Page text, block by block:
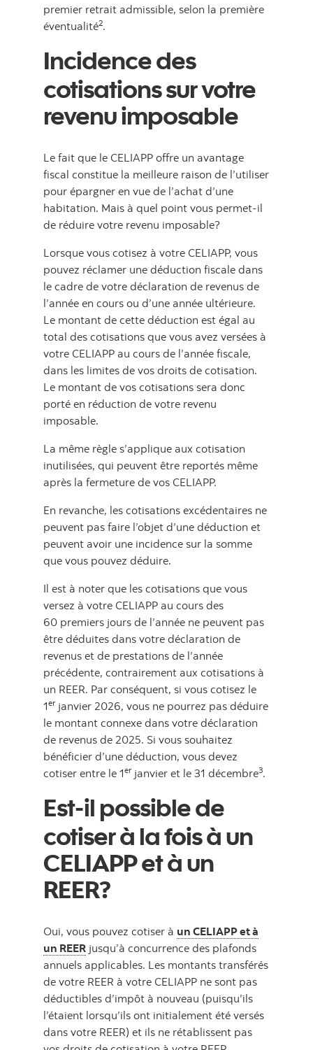
premier retrait admissible, selon la première
éventualité2.
Incidence des
cotisations sur votre
revenu imposable
Le fait que le CELIAPP offre un avantage
fiscal constitue la meilleure raison de l’utiliser
pour épargner en vue de l’achat d’une
habitation. Mais à quel point vous permet-il
de réduire votre revenu imposable?
Lorsque vous cotisez à votre CELIAPP, vous
pouvez réclamer une déduction fiscale dans
le cadre de votre déclaration de revenus de
l’année en cours ou d’une année ultérieure.
Le montant de cette déduction est égal au
total des cotisations que vous avez versées à
votre CELIAPP au cours de l’année fiscale,
dans les limites de vos droits de cotisation.
Le montant de vos cotisations sera donc
porté en réduction de votre revenu
imposable.
La même règle s’applique aux cotisation
inutilisées, qui peuvent être reportés même
après la fermeture de vos CELIAPP.
En revanche, les cotisations excédentaires ne
peuvent pas faire l’objet d’une déduction et
peuvent avoir une incidence sur la somme
que vous pouvez déduire.
Il est à noter que les cotisations que vous
versez à votre CELIAPP au cours des
60 premiers jours de l’année ne peuvent pas
être déduites dans votre déclaration de
revenus et de prestations de l’année
précédente, contrairement aux cotisations à
un REER. Par conséquent, si vous cotisez le
1erjanvier 2026, vous ne pourrez pas déduire
le montant connexe dans votre déclaration
de revenus de 2025. Si vous souhaitez
bénéficier d’une déduction, vous devez
cotiser entre le 1erjanvier et le 31 décembre3.
Est-il possible de
cotiser à la fois à un
CELIAPP et à un
REER?
Oui, vous pouvez cotiser à un CELIAPP et à
un REER jusqu’à concurrence des plafonds
annuels applicables. Les montants transférés
de votre REER à votre CELIAPP ne sont pas
déductibles d’impôt à nouveau (puisqu’ils
l’étaient lorsqu’ils ont initialement été versés
dans votre REER) et ils ne rétablissent pas